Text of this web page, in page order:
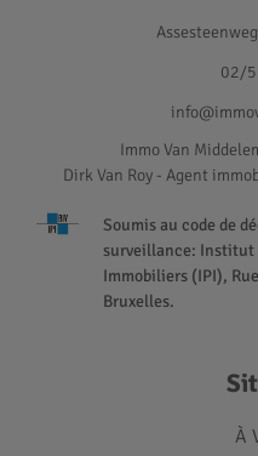
02/
Immo Van
Dirk Van Roy - Agent
Soumis au code de
surveillance: Institut
Immobiliers (IPI),
Bruxelles.
À